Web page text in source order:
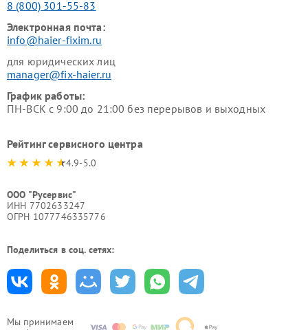
Мы принимаем
8 (800) 301-55-83
Электронная почта:
info@haier-fixim.ru
для юридических лиц
manager@fix-haier.ru
График работы:
ПН-ВСК с 9:00 до 21:00 без перерывов и выходных
Рейтинг сервисного центра
4.9-5.0
ООО "Русервис"
ИНН 7702633247
ОГРН 1077746335776
Поделиться в соц. сетях: